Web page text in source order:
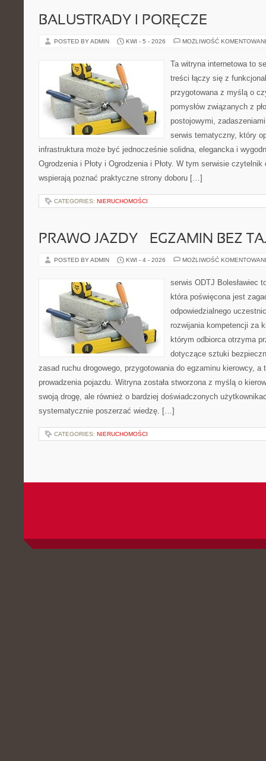
BALUSTRADY I PORĘCZE
POSTED BY ADMIN KWI - 5 - 2026 MOŻLIWOŚĆ
Ta witryna internetowa to
treści łączy się z
przygotowana z myślą o
pomysłów związanych z
postojowymi,
serwis tematyczny, który
infrastruktura może być jednocześnie solidna, elegancka i
Ogrodzenia i Płoty i Ogrodzenia i Płoty. W tym serwisie
wspierają poznać praktyczne strony doboru […]
CATEGORIES: NIERUCHOMOŚCI
PRAWO JAZDY – EGZAMIN BEZ
POSTED BY ADMIN KWI - 4 - 2026 MOŻLIWOŚĆ
serwis ODTJ Bolesławiec
która poświęcona jest
odpowiedzialnego
rozwijania kompetencji za
którym odbiorca otrzyma
dotyczące sztuki
zasad ruchu drogowego, przygotowania do egzaminu kierowcy, a
prowadzenia pojazdu. Witryna została stworzona z myślą o
swoją drogę, ale również o bardziej doświadczonych
systematycznie poszerzać wiedzę. […]
CATEGORIES: NIERUCHOMOŚCI